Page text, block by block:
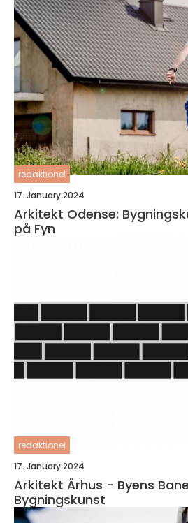
redaktionel
17. January 2024
Arkitekt Odense:
på Fyn
redaktionel
17. January 2024
Arkitekt Århus - Byens
Bygningskunst